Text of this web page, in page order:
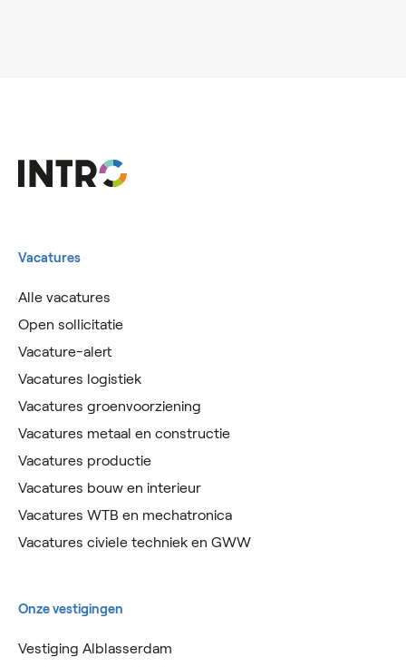
Vacatures
Alle vacatures
Open sollicitatie
Vacature-alert
Vacatures logistiek
Vacatures groenvoorziening
Vacatures metaal en constructie
Vacatures productie
Vacatures bouw en interieur
Vacatures WTB en mechatronica
Vacatures civiele techniek en GWW
Onze vestigingen
Vestiging Alblasserdam